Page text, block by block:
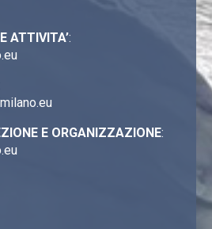
ATTIVITA’:
E ORGANIZZAZIONE: